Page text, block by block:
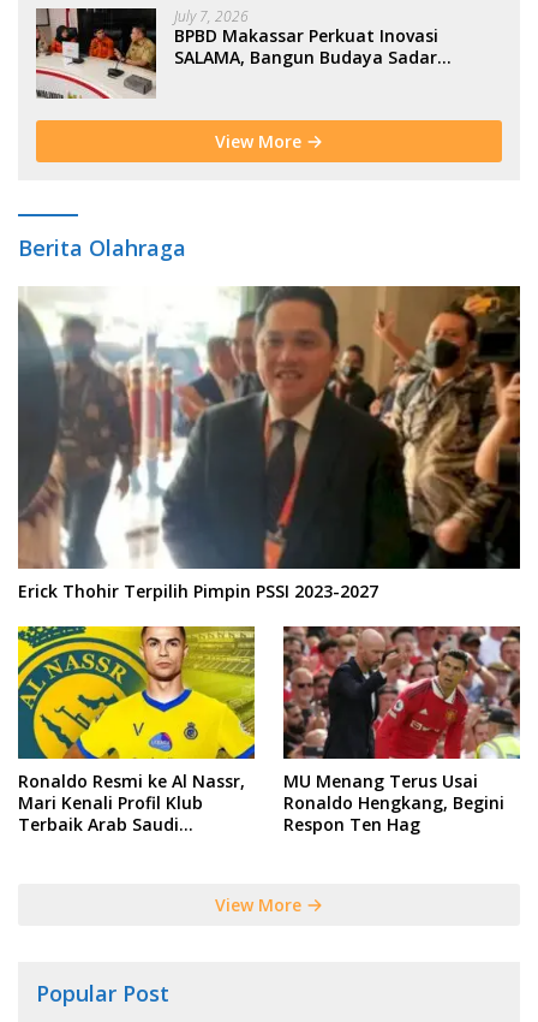
July 7, 2026
BPBD Makassar Perkuat Inovasi
SALAMA, Bangun Budaya Sadar
View More
Berita Olahraga
Erick Thohir Terpilih Pimpin PSSI 2023-2027
Ronaldo Resmi ke Al Nassr,
Mari Kenali Profil Klub
Terbaik Arab Saudi
MU Menang Terus Usai
Ronaldo Hengkang, Begini
Respon Ten Hag
View More
Popular Post